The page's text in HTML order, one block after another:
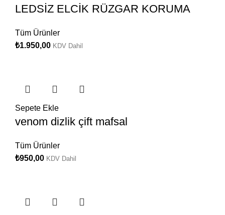
LEDSİZ ELCİK RÜZGAR KORUMA
Tüm Ürünler
₺1.950,00 KDV Dahil
Sepete Ekle
venom dizlik çift mafsal
Tüm Ürünler
₺950,00 KDV Dahil